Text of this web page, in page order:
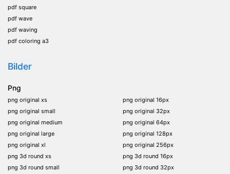
pdf square
pdf wave
pdf waving
pdf coloring a3
Bilder
Png
png original xs
png original small
png original medium
png original large
png original xl
png 3d round xs
png 3d round small
png original 16px
png original 32px
png original 64px
png original 128px
png original 256px
png 3d round 16px
png 3d round 32px